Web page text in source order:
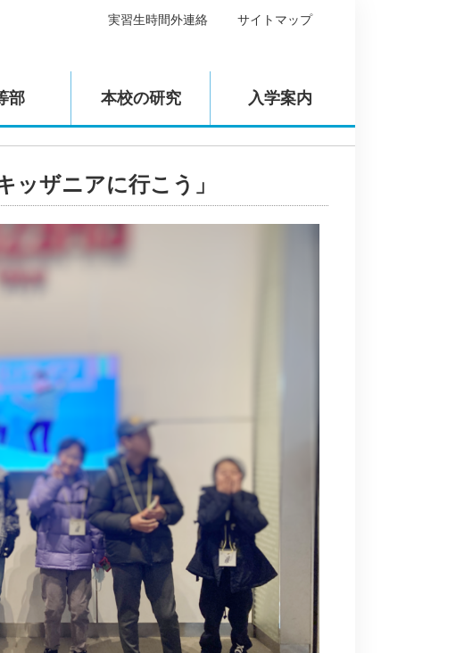
実習生時間外連絡 サイトマップ
部 本校の研究 入学案内
ッザニアに行こう」